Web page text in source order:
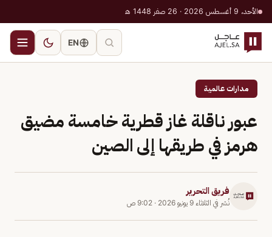
الأحد، 9 أغسطس 2026 · 26 صفر 1448 هـ
EN
مدارات عالمية
عبور ناقلة غاز قطرية خامسة مضيق
هرمز في طريقها إلى الصين
فريق التحرير
نُشر في الثلاثاء 9 يونيو 2026 · 9:02 ص